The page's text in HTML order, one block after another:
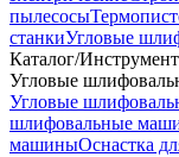
пылесосы
станкиУгловые
Каталог/
Угловые
Угловые
шлифовальные
машиныОснастка